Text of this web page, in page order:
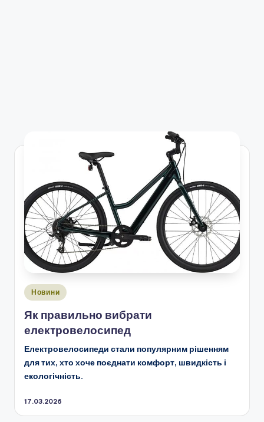
Опубліковано
Новини
Як правильно вибрати
електровелосипед
Електровелосипеди стали популярним рішенням
для тих, хто хоче поєднати комфорт, швидкість і
екологічність.
17.03.2026